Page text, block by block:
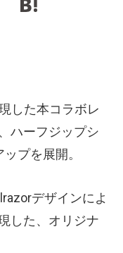
した本コラボレ
ハーフジップシ
プを展開。
デザインによ
した、オリジナ